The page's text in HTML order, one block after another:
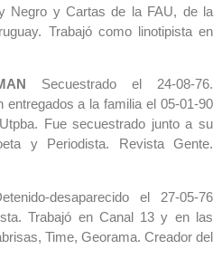
Negro y Cartas de la FAU, de la
Trabajó como linotipista en
Secuestrado el 24-08-76.
a la familia el 05-01-90
Fue secuestrado junto a su
y Periodista. Revista Gente.
desaparecido el 27-05-76
Trabajó en Canal 13 y en las
Time, Georama. Creador del